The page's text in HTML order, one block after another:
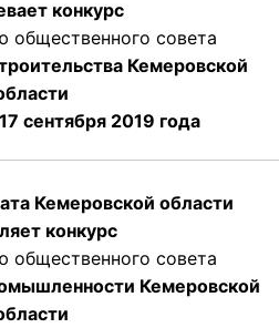
конкурс
общественного совета
Кемеровской
сентября 2019 года
Кемеровской области
конкурс
общественного совета
Кемеровской